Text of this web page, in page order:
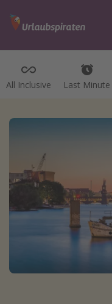
All Inclusive Last Minute
Kategorien
Pauschalreisen
Kreuzfahrten
Reiseziele
Alle Reiseziele
Gozo Urlaub